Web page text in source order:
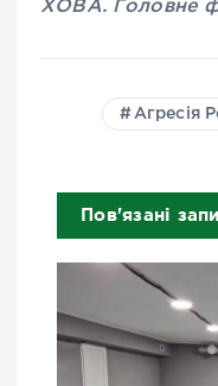
ХОВА. Головне
Агресія
Пов'язані